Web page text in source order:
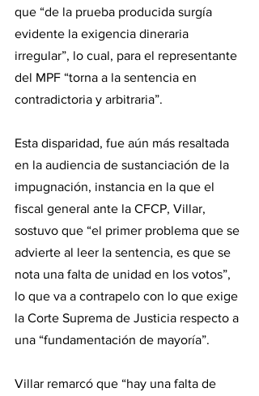
que “de la prueba producida surgía
evidente la exigencia dineraria
irregular”, lo cual, para el representante
del MPF “torna a la sentencia en
contradictoria y arbitraria”.
Esta disparidad, fue aún más resaltada
en la audiencia de sustanciación de la
impugnación, instancia en la que el
fiscal general ante la CFCP, Villar,
sostuvo que “el primer problema que se
advierte al leer la sentencia, es que se
nota una falta de unidad en los votos”,
lo que va a contrapelo con lo que exige
la Corte Suprema de Justicia respecto a
una “fundamentación de mayoría”.
Villar remarcó que “hay una falta de